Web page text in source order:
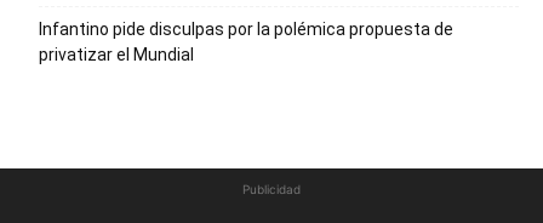
Infantino pide disculpas por la polémica propuesta de
privatizar el Mundial
Publicidad